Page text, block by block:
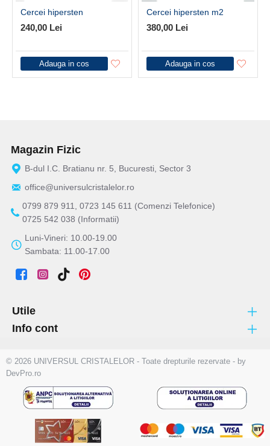
Cercei hipersten
240,00 Lei
Adauga in cos
Cercei hipersten m2
380,00 Lei
Adauga in cos
Magazin Fizic
B-dul I.C. Bratianu nr. 5, Bucuresti, Sector 3
office@universulcristalelor.ro
0799 879 911, 0723 145 611 (Comenzi Telefonice)
0725 542 038 (Informatii)
Luni-Vineri: 10.00-19.00
Sambata: 11.00-17.00
Utile
Info cont
© 2026 UNIVERSUL CRISTALELOR - Toate drepturile rezervate - by
DevPro.ro